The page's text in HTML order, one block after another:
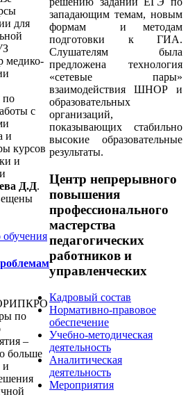
для
медико-
по
с
и
курсов
и
и
Д.Д.
по
–
больше
и
западающим темам, новым
формам и методам
подготовки к ГИА.
Слушателям была
предложена технология
«сетевые пары»
взаимодействия ШНОР и
образовательных
организаций,
показывающих стабильно
высокие образовательные
результаты.
Центр непрерывного
повышения
профессионального
мастерства
педагогических
работников и
управленческих
Кадровый состав
Нормативно-правовое
обеспечение
Учебно-методическая
деятельность
Аналитическая
деятельность
Мероприятия